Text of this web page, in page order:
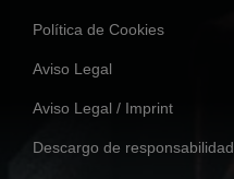
Política de Cookies
Aviso Legal
Aviso Legal / Imprint
Descargo de responsabilidad